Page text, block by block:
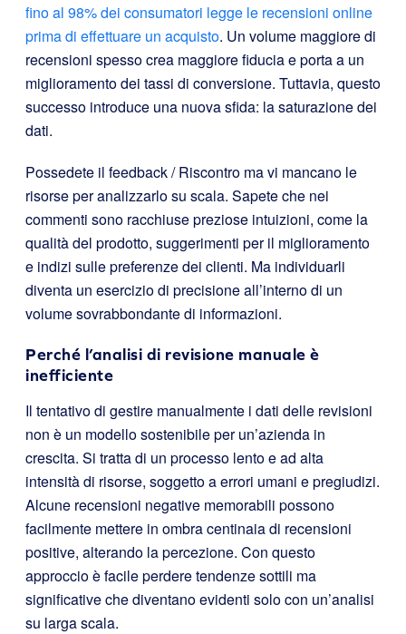
fino al 98% dei consumatori legge le recensioni online
prima di effettuare un acquisto. Un volume maggiore di
recensioni spesso crea maggiore fiducia e porta a un
miglioramento dei tassi di conversione. Tuttavia, questo
successo introduce una nuova sfida: la saturazione dei
dati.
Possedete il feedback / Riscontro ma vi mancano le
risorse per analizzarlo su scala. Sapete che nei
commenti sono racchiuse preziose intuizioni, come la
qualità del prodotto, suggerimenti per il miglioramento
e indizi sulle preferenze dei clienti. Ma individuarli
diventa un esercizio di precisione all’interno di un
volume sovrabbondante di informazioni.
Perché l’analisi di revisione manuale è
inefficiente
Il tentativo di gestire manualmente i dati delle revisioni
non è un modello sostenibile per un’azienda in
crescita. Si tratta di un processo lento e ad alta
intensità di risorse, soggetto a errori umani e pregiudizi.
Alcune recensioni negative memorabili possono
facilmente mettere in ombra centinaia di recensioni
positive, alterando la percezione. Con questo
approccio è facile perdere tendenze sottili ma
significative che diventano evidenti solo con un’analisi
su larga scala.